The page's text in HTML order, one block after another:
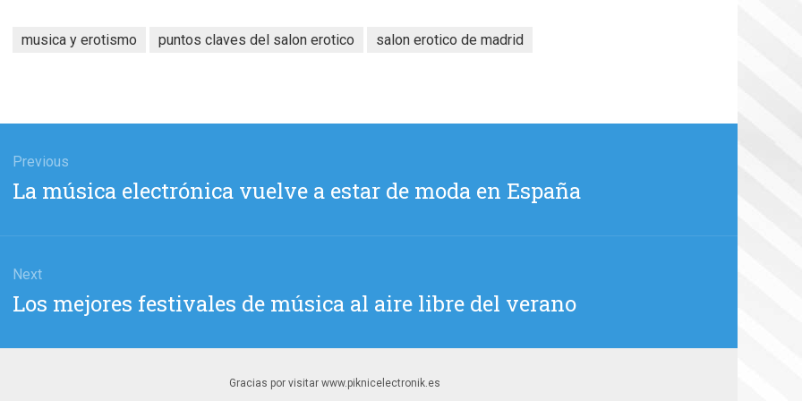
musica y erotismo puntos claves del salon erotico salon erotico de madrid
Previous
Previous
La música electrónica vuelve a estar de moda en España
Next
Next
Los mejores festivales de música al aire libre del verano
Gracias por visitar www.piknicelectronik.es